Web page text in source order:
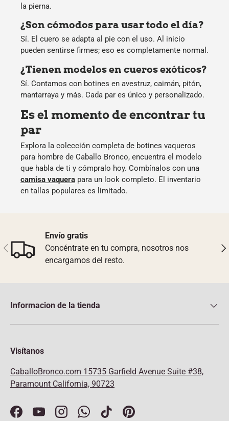
la pierna.
¿Son cómodos para usar todo el día?
Sí. El cuero se adapta al pie con el uso. Al inicio
pueden sentirse firmes; eso es completamente normal.
¿Tienen modelos en cueros exóticos?
Sí. Contamos con botines en avestruz, caimán, pitón,
mantarraya y más. Cada par es único y personalizado.
Es el momento de encontrar tu
par
Explora la colección completa de botines vaqueros
para hombre de Caballo Bronco, encuentra el modelo
que habla de ti y cómpralo hoy. Combínalos con una
camisa vaquera para un look completo. El inventario
en tallas populares es limitado.
Anterior
Envío gratis
Concéntrate en tu compra, nosotros nos
encargamos del resto.
Informacion de la tienda
Visítanos
CaballoBronco.com 15735 Garfield Avenue Suite #38,
Paramount California, 90723
FacebookYouTubeInstagramWhatsAppTikTokPinterest